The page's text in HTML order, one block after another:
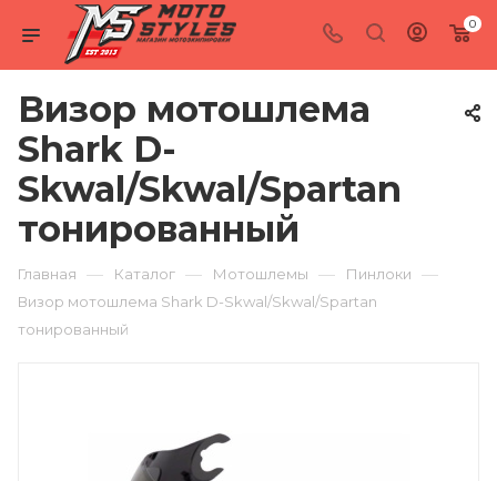
0
Визор мотошлема
Shark D-
Skwal/Skwal/Spartan
тонированный
Главная — Каталог — Мотошлемы — Пинлоки —
Визор мотошлема Shark D-Skwal/Skwal/Spartan
тонированный